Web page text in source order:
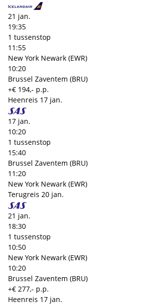
21 jan.
19:35
1 tussenstop
11:55
New York Newark (EWR)
10:20
Brussel Zaventem (BRU)
+€ 194,- p.p.
Heenreis 17 jan.
17 jan.
10:20
1 tussenstop
15:40
Brussel Zaventem (BRU)
11:20
New York Newark (EWR)
Terugreis 20 jan.
21 jan.
18:30
1 tussenstop
10:50
New York Newark (EWR)
10:20
Brussel Zaventem (BRU)
+€ 277,- p.p.
Heenreis 17 jan.